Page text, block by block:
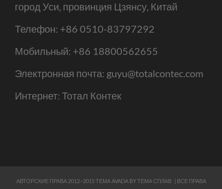
город Уси, провинция Цзянсу, Китай
Телефон: +86 0510-83797292
Мобильный: +86 18800562655
Электронная почта: guyu@totalcontec.com
Интернет: Тотал Контек
АВТОРСКИЕ ПРАВА 2012–2015 ТЕМА AVADA BYТЕМА СПЛАВ| ВСЕ ПРАВА